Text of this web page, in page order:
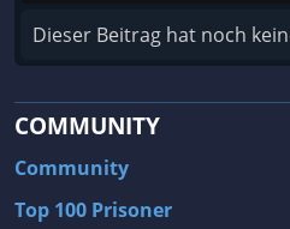
Dieser Beitrag hat noch
COMMUNITY
Community
Top 100 Prisoner